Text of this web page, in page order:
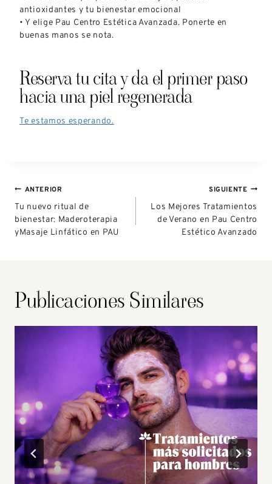
antioxidantes y tu bienestar emocional
• Y elige Pau Centro Estética Avanzada. Ponerte en
buenas manos se nota.
Reserva tu cita y da el primer paso
hacia una piel regenerada
Te estamos esperando.
ANTERIOR
Tu nuevo ritual de
bienestar: Maderoterapia
yMasaje Linfático en PAU
SIGUIENTE
Los Mejores Tratamientos
de Verano en Pau Centro
Estético Avanzado
Publicaciones Similares